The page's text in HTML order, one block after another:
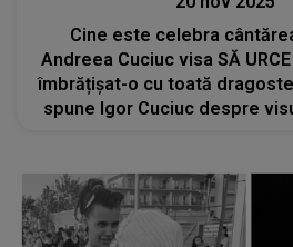
Cine este celebra
Andreea Cuciuc visa SĂ URCE
îmbrățișat-o cu toată
spune Igor Cuciuc despre